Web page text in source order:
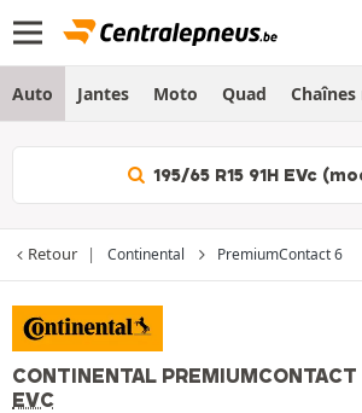
Auto Jantes Moto Quad Chaînes
195/65 R15 91H EVc
Retour Continental PremiumContact 6
CONTINENTAL PREMIUMCONTACT
EVC